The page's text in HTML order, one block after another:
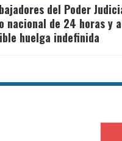
del Poder
nacional de 24 horas y
huelga indefinida